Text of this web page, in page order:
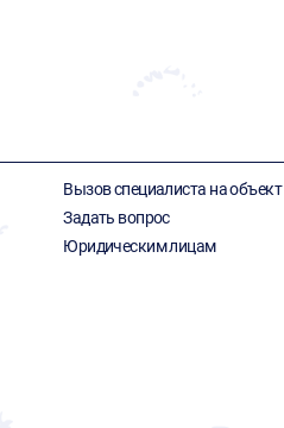
Вызов специалиста на объект
Задать вопрос
Юридическим лицам